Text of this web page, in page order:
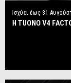
Ισχύει έως 31
Η TUONO V4